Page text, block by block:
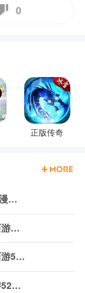
0
正版传奇
梦幻西游手游轻享服520新区：我爱你浪漫上线！
梦幻西游手游520金兰花会涨价吗 梦幻西游手游金兰花价格一览
梦幻西游手游520速杀是什么意思 梦幻西游520速杀意思介绍
梦幻西游手游520一条什么意思 梦幻西游520活动暗号介绍